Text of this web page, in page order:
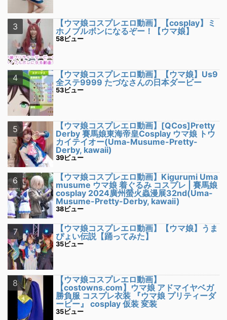
【ウマ娘コスプレエロ動画】【cosplay】ミ
ホノブルボンになるぞー！【ウマ娘】
58ビュー
【ウマ娘コスプレエロ動画】【ウマ娘】Us9
全ステ9999 たづなさんの日本ダービー
53ビュー
【ウマ娘コスプレエロ動画】[QCos]Pretty
Derby 賽馬娘東海帝皇Cosplay ウマ娘 トウ
カイテイオー(Uma-Musume-Pretty-
Derby, kawaii)
39ビュー
【ウマ娘コスプレエロ動画】Kigurumi Uma
musume ウマ娘 着ぐるみ コスプレ | 賽馬娘
cosplay 2024廣州螢火蟲漫展32nd(Uma-
Musume-Pretty-Derby, kawaii)
38ビュー
【ウマ娘コスプレエロ動画】【ウマ娘】うま
ぴょい伝説【踊ってみた】
35ビュー
【ウマ娘コスプレエロ動画】
【costowns.com】ウマ娘 アドマイヤベガ
勝負服 コスプレ衣装 『ウマ娘 プリティーダ
ービー』 cosplay 仮装 変装
35ビュー